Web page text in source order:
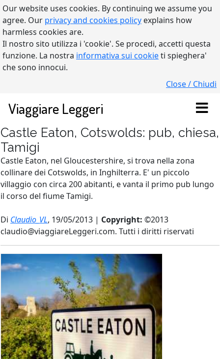
Our website uses cookies. By continuing we assume you
agree. Our privacy and cookies policy explains how
harmless cookies are.
Il nostro sito utilizza i 'cookie'. Se procedi, accetti questa
funzione. La nostra informativa sui cookieti spieghera'
che sono innocui.
Close / Chiudi
Viaggiare Leggeri
Castle Eaton, Cotswolds: pub, chiesa,
Tamigi
Castle Eaton, nel Gloucestershire, si trova nella zona
collinare dei Cotswolds, in Inghilterra. E' un piccolo
villaggio con circa 200 abitanti, e vanta il primo pub lungo
il corso del fiume Tamigi.
Di Claudio_VL, 19/05/2013 | Copyright: ©2013
claudio@viaggiareLeggeri.com. Tutti i diritti riservati